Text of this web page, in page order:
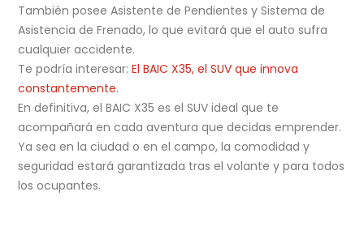
También posee Asistente de Pendientes y Sistema de
Asistencia de Frenado, lo que evitará que el auto sufra
cualquier accidente.
Te podría interesar:El BAIC X35, el SUV que innova
constantemente.
En definitiva, el BAIC X35 es el SUV ideal que te
acompañará en cada aventura que decidas emprender.
Ya sea en la ciudad o en el campo, la comodidad y
seguridad estará garantizada tras el volante y para todos
los ocupantes.